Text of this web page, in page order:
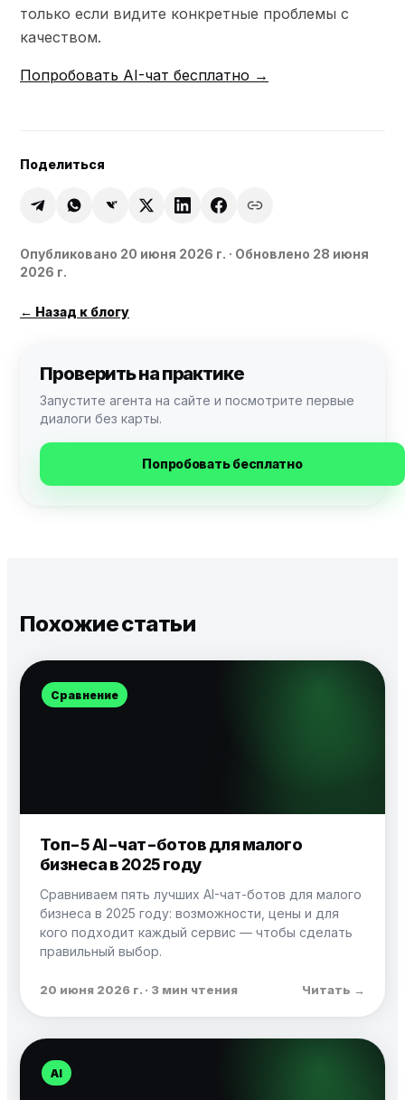
только если видите конкретные проблемы с
качеством.
Попробовать AI-чат бесплатно →
Поделиться
Опубликовано 20 июня 2026 г. · Обновлено 28 июня
2026 г.
← Назад к блогу
Проверить на практике
Запустите агента на сайте и посмотрите первые
диалоги без карты.
Попробовать бесплатно
Похожие статьи
Сравнение
Топ-5 AI-чат-ботов для малого
бизнеса в 2025 году
Сравниваем пять лучших AI-чат-ботов для малого
бизнеса в 2025 году: возможности, цены и для
кого подходит каждый сервис — чтобы сделать
правильный выбор.
20 июня 2026 г. · 3 мин чтения Читать →
AI